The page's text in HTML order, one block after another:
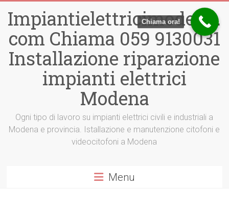
contenuto
Impiantielettricimodena.
com Chiama 059 9130031
Installazione riparazione
impianti elettrici
Modena
Ogni tipo di lavoro su impianti elettrici civili e industriali a
Modena e provincia. Istallazione e manutenzione citofoni e
videocitofoni a Modena
Menu
Chiama ora!